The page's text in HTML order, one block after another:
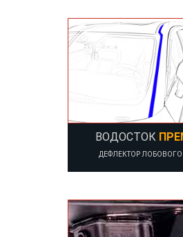
ВОДОСТОК
ДЕФЛЕКТОР ЛОБОВОГО